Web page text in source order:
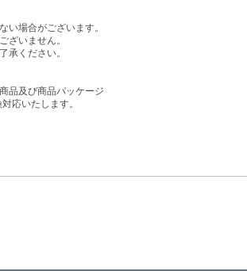
場合がございます。
ざいません。
承ください。
品及び商品パッケージ
応いたします。